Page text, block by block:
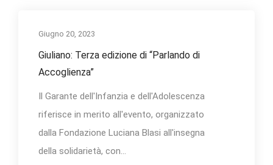
Giugno 20, 2023
Giuliano: Terza edizione di “Parlando di
Accoglienza”
Il Garante dell'Infanzia e dell'Adolescenza
riferisce in merito all'evento, organizzato
dalla Fondazione Luciana Blasi all'insegna
della solidarietà, con...